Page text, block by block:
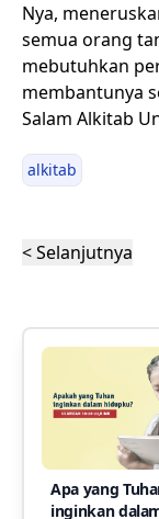
Nya,
semua orang
mebutuhkan
membantunya
Salam Alkitab
alkitab
< Selanjutnya
Apa yang
inginkan